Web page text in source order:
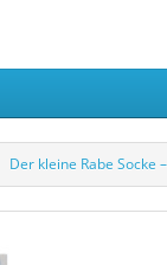
Der kleine Rabe Socke